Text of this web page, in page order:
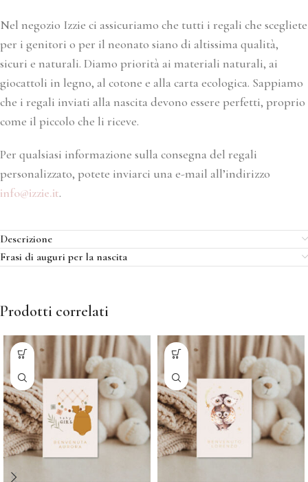
Nel negozio Izzie ci assicuriamo che tutti i regali che scegliete
per i genitori o per il neonato siano di altissima qualità,
sicuri e naturali. Diamo priorità ai materiali naturali, ai
giocattoli in legno, al cotone e alla carta ecologica. Sappiamo
che i regali inviati alla nascita devono essere perfetti, proprio
come il piccolo che li riceve.
Per qualsiasi informazione sulla consegna del regali
personalizzato, potete inviarci una e-mail all’indirizzo
info@izzie.it.
Descrizione
Frasi di auguri per la nascita
Prodotti correlati